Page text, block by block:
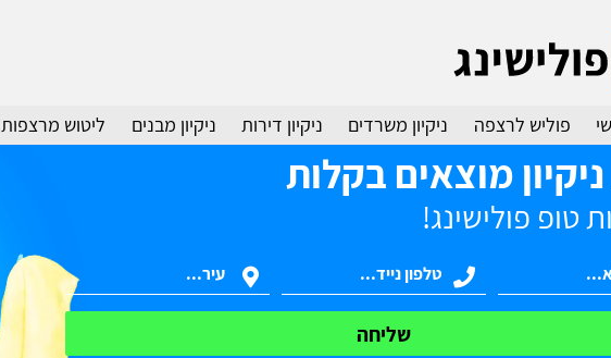
פוליש לרצפה ניקיון משרדים ניקיון דירות ניקיון מבנים ליטוש מרצפות
מוצאים בקלות
טופ פולישינג!
שליחה